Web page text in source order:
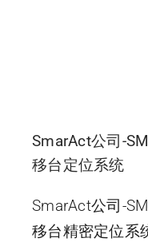
SmarAct公司-
移台定位系统
SmarAct公司-
移台精密定位系